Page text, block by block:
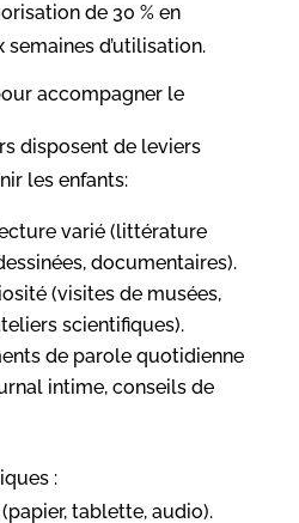
de 30 % en
d’utilisation.
accompagner le
disposent de leviers
les enfants:
varié (littérature
documentaires).
(visites de musées,
scientifiques).
de parole quotidienne
intime, conseils de
:
tablette, audio).